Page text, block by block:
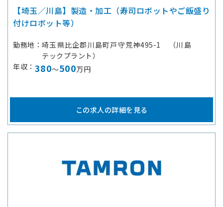
【埼玉／川島】製造・加工（寿司ロボットやご飯盛り
付けロボット等）
勤務地
埼玉県比企郡川島町戸守荒神495-1 （川島
テックプラント）
年収
380～500万円
この求人の詳細を見る